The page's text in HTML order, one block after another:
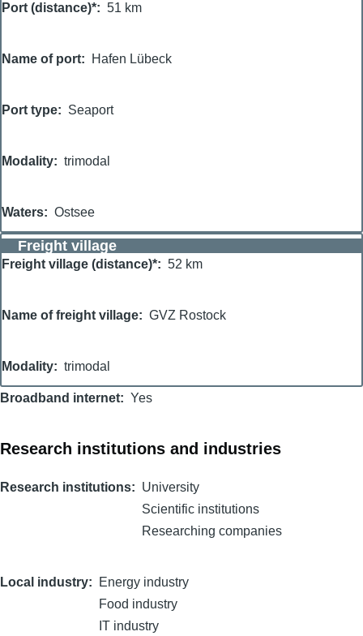
Port (distance)* 51 km
Name of port Hafen Lübeck
Port type Seaport
Modality trimodal
Waters Ostsee
Freight village
Freight village (distance)* 52 km
Name of freight village GVZ Rostock
Modality trimodal
Broadband internet Yes
Research institutions and industries
Research institutions
University
Scientific institutions
Researching companies
Local industry
Energy industry
Food industry
IT industry